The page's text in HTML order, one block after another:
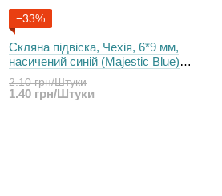
−33%
Скляна підвіска, Чехія, 6*9 мм,
насичений синій (Majestic Blue)
прозорий (30080), штука
2.10 грн/Штуки
1.40 грн/Штуки